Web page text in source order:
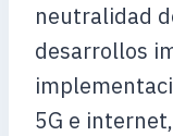
neutralidad
desarrollos
5G e